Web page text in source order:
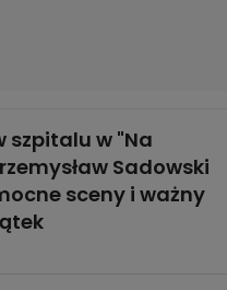
szpitalu w "Na
Sadowski
sceny i ważny